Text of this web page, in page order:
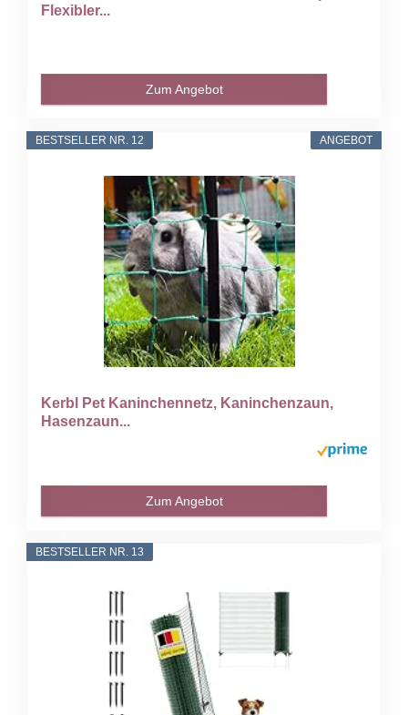
Flexibler...
Zum Angebot
ANGEBOT
BESTSELLER NR. 12
Kerbl Pet Kaninchennetz, Kaninchenzaun,
Hasenzaun...
Zum Angebot
BESTSELLER NR. 13